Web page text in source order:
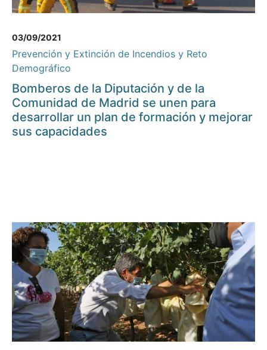
03/09/2021
Prevención y Extinción de Incendios y Reto
Demográfico
Bomberos de la Diputación y de la
Comunidad de Madrid se unen para
desarrollar un plan de formación y mejorar
sus capacidades